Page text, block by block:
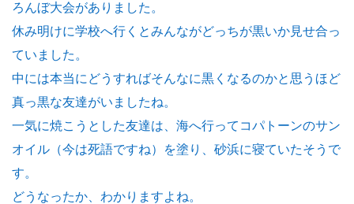
ろんぼ大会がありました。
休み明けに学校へ行くとみんながどっちが黒いか見せ合っ
ていました。
中には本当にどうすればそんなに黒くなるのかと思うほど
真っ黒な友達がいましたね。
一気に焼こうとした友達は、海へ行ってコパトーンのサン
オイル（今は死語ですね）を塗り、砂浜に寝ていたそうで
す。
どうなったか、わかりますよね。